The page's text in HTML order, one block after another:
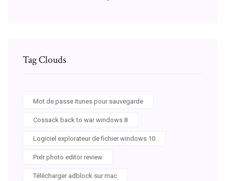
Tag Clouds
Mot de passe itunes pour sauvegarde
Cossack back to war windows 8
Logiciel explorateur de fichier windows 10
Pixlr photo editor review
Télécharger adblock sur mac